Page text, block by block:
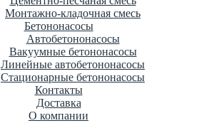
Монтажно-кладочная смесь
Бетононасосы
Автобетононасосы
Вакуумные бетононасосы
Линейные автобетононасосы
Стационарные бетононасосы
Контакты
Доставка
О компании